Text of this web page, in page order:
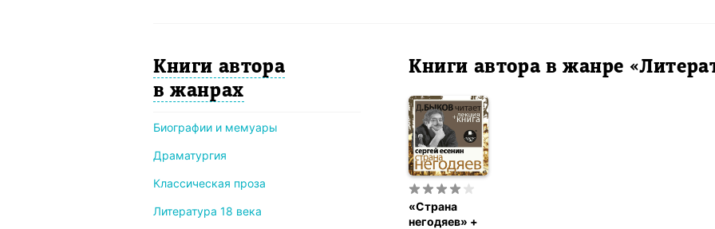
Книги автора
в жанрах
Биографии и мемуары
Драматургия
Классическая проза
Литература 18 века
Книги автора в жанре
«Страна
негодяев» +